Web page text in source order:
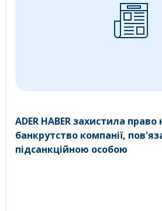
ADER HABER захистила
банкрутство компанії,
підсанкційною особою